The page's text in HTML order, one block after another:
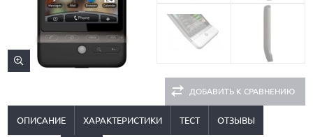
ДОБАВИТЬ К СРАВНЕНИЮ
ОПИСАНИЕ ХАРАКТЕРИСТИКИ ТЕСТ ОТЗЫВЫ